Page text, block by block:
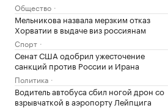
Общество
Мельникова назвала мерзким отказ
Хорватии в выдаче виз россиянам
Спорт
Сенат США одобрил ужесточение
санкций против России и Ирана
Политика
Водитель автобуса сбил ногой дрон со
взрывчаткой в аэропорту Лейпцига